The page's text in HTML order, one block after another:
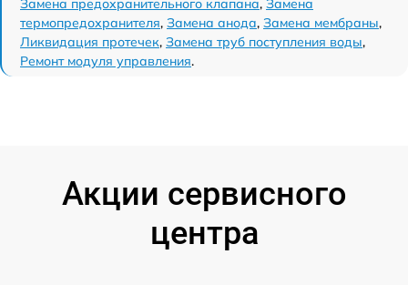
Замена предохранительного клапана, Замена
термопредохранителя, Замена анода, Замена мембраны,
Ликвидация протечек, Замена труб поступления воды,
Ремонт модуля управления.
Акции сервисного
центра